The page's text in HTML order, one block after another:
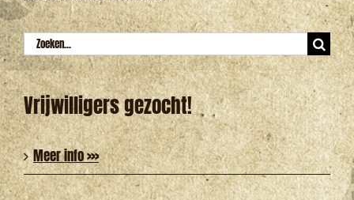
Zoeken
naar:
Vrijwilligers gezocht!
Meer info >>>